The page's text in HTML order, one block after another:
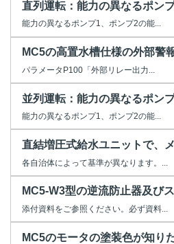
直列運転：能力の異なるポン
能力の異なるポンプ1、ポンプ2の能...
MC5の高置水槽仕様の外部警
パラメータP100「外部リレー出力...
並列運転：能力の異なるポン
能力の異なるポンプ1、ポンプ2の能...
直結増圧式給水ユニットで、
各自治体によって基準が異なります。...
MC5-W3型の逆流防止器及び
添付資料をご参照ください。必ず資料...
MC5のモータの塗装色が知り